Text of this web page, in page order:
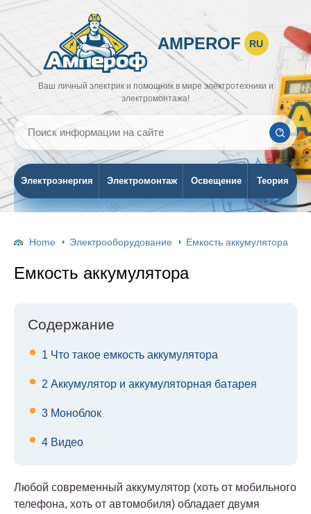
AMPEROF RU
Ваш личный электрик и помощник в мире электротехники и
электромонтажа!
Электроэнергия Электромонтаж Освещение Теория
Home Электрооборудование Емкость аккумулятора
Емкость аккумулятора
Содержание
1 Что такое емкость аккумулятора
2 Аккумулятор и аккумуляторная батарея
3 Моноблок
4 Видео
Любой современный аккумулятор (хоть от мобильного
телефона, хоть от автомобиля) обладает двумя